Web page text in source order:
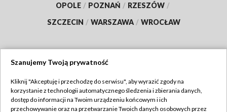
OPOLE / POZNAŃ / RZESZÓW /
SZCZECIN / WARSZAWA / WROCŁAW
TVP
Abonament TVP
Szanujemy Twoją prywatność
Kliknij "Akceptuję i przechodzę do serwisu", aby wyrazić zgody na
korzystanie z technologii automatycznego śledzenia i zbierania danych,
dostęp do informacji na Twoim urządzeniu końcowym i ich
przechowywanie oraz na przetwarzanie Twoich danych osobowych przez